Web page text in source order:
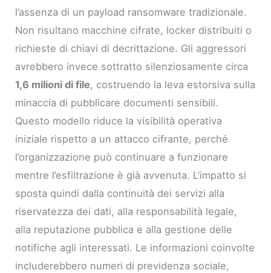
l’assenza di un payload ransomware tradizionale.
Non risultano macchine cifrate, locker distribuiti o
richieste di chiavi di decrittazione. Gli aggressori
avrebbero invece sottratto silenziosamente circa
1,6 milioni di file, costruendo la leva estorsiva sulla
minaccia di pubblicare documenti sensibili.
Questo modello riduce la visibilità operativa
iniziale rispetto a un attacco cifrante, perché
l’organizzazione può continuare a funzionare
mentre l’esfiltrazione è già avvenuta. L’impatto si
sposta quindi dalla continuità dei servizi alla
riservatezza dei dati, alla responsabilità legale,
alla reputazione pubblica e alla gestione delle
notifiche agli interessati. Le informazioni coinvolte
includerebbero numeri di previdenza sociale,